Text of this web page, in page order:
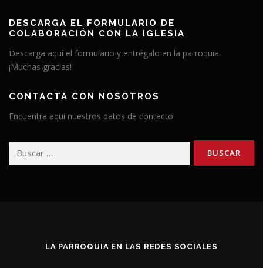
DESCARGA EL FORMULARIO DE
COLABORACIÓN CON LA IGLESIA
Descarga aquí el formulario y entrégalo en la parroquia.
¡Muchas gracias!
CONTACTA CON NOSOTROS
Encuentra aquí nuestros datos de contacto
LA PARROQUIA EN LAS REDES SOCIALES